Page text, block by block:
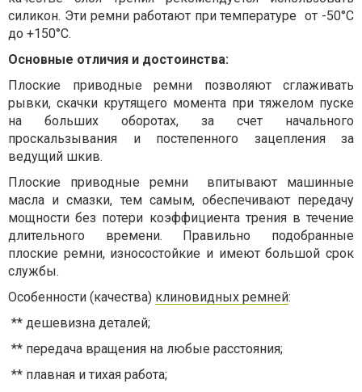
силикон. Эти ремни работают при температуре от -50°С
до +150°С.
Основные отличия и достоинства:
Плоские приводные ремни позволяют сглаживать
рывки, скачки крутящего момента при тяжелом пуске
на больших оборотах, за счет начального
проскальзывания и постепенного зацепления за
ведущий шкив.
Плоские приводные ремни впитывают машинные
масла и смазки, тем самым, обеспечивают передачу
мощности без потери коэффициента трения в течение
длительного времени. Правильно подобранные
плоские ремни, износостойкие и имеют большой срок
службы.
Особенности (качества) клиновидных ремней:
** дешевизна деталей;
** передача вращения на любые расстояния;
** плавная и тихая работа;